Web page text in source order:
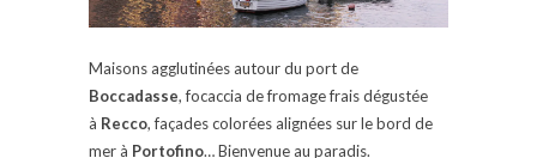
Maisons agglutinées autour du port de
Boccadasse, focaccia de fromage frais dégustée
à Recco, façades colorées alignées sur le bord de
mer à Portofino… Bienvenue au paradis.